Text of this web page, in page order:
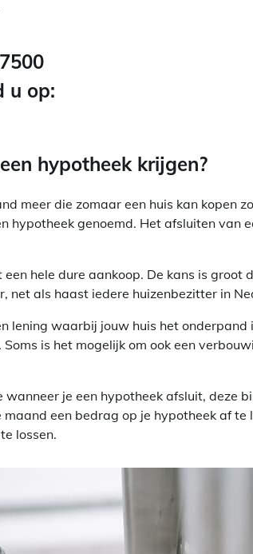
u op:
hypotheek krijgen?
meer die zomaar een huis kan kopen
hypotheek genoemd. Het afsluiten van
een hele dure aankoop. De kans is
net als haast iedere huizenbezitter in
lening waarbij jouw huis het
is het mogelijk om ook een
je een hypotheek afsluit, deze
een bedrag op je hypotheek af
lossen.